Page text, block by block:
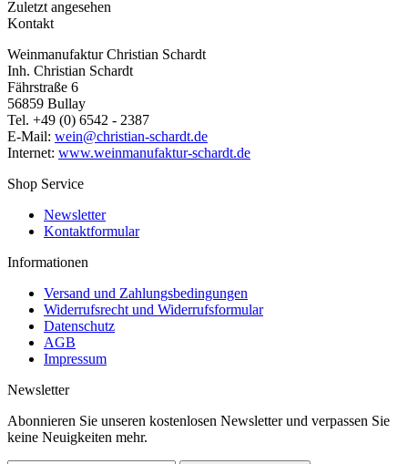
Zuletzt angesehen
Kontakt
Weinmanufaktur Christian Schardt
Inh. Christian Schardt
Fährstraße 6
56859 Bullay
Tel. +49 (0) 6542 - 2387
E-Mail: wein@christian-schardt.de
Internet: www.weinmanufaktur-schardt.de
Shop Service
Newsletter
Kontaktformular
Informationen
Versand und Zahlungsbedingungen
Widerrufsrecht und Widerrufsformular
Datenschutz
AGB
Impressum
Newsletter
Abonnieren Sie unseren kostenlosen Newsletter und verpassen Sie
keine Neuigkeiten mehr.